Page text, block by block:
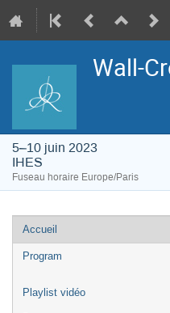
Wall-
5–10 juin 2023
IHES
Fuseau horaire Europe/Paris
de
l'événement
Accueil
Program
Playlist vidéo